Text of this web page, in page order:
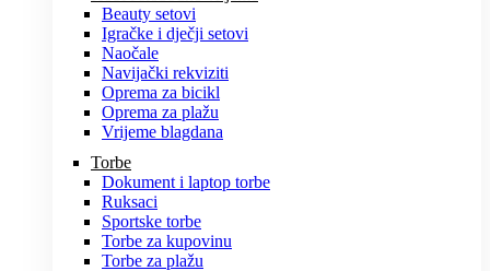
Beauty setovi
Igračke i dječji setovi
Naočale
Navijački rekviziti
Oprema za bicikl
Oprema za plažu
Vrijeme blagdana
Torbe
Dokument i laptop torbe
Ruksaci
Sportske torbe
Torbe za kupovinu
Torbe za plažu